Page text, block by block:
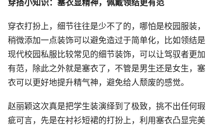
穿搭小知识：塞衣显精神，佩戴领结更有范
穿衣打扮上，细节往往是少不了的，哪怕是校园服装，
稍微添加一点装饰可以避免造过于简单化，比如领结是
现代校园私服比较常见的细节装饰，可以让驾驭者更加
有范，除此之外就是塞衣了，不管是男生还是女生，塞
衣可以更好地提升精气神，避免给人颓废的感觉。
赵丽颖这次真是把学生装演绎到了极致，挑不出任何瑕
疵可言，先是在衬衫短裙的打扮上，利用塞衣凸显完美